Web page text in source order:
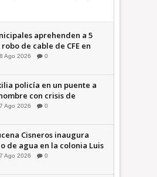
aprehenden a 5
de cable de CFE en
de Casa Nueva +Video
Ago 2026 0
policía en un puente a
con crisis de
en la Vía Morelos |
Ago 2026 0
Cisneros inaugura
de agua en la colonia Luis
Colosio +Video |
Ago 2026 0